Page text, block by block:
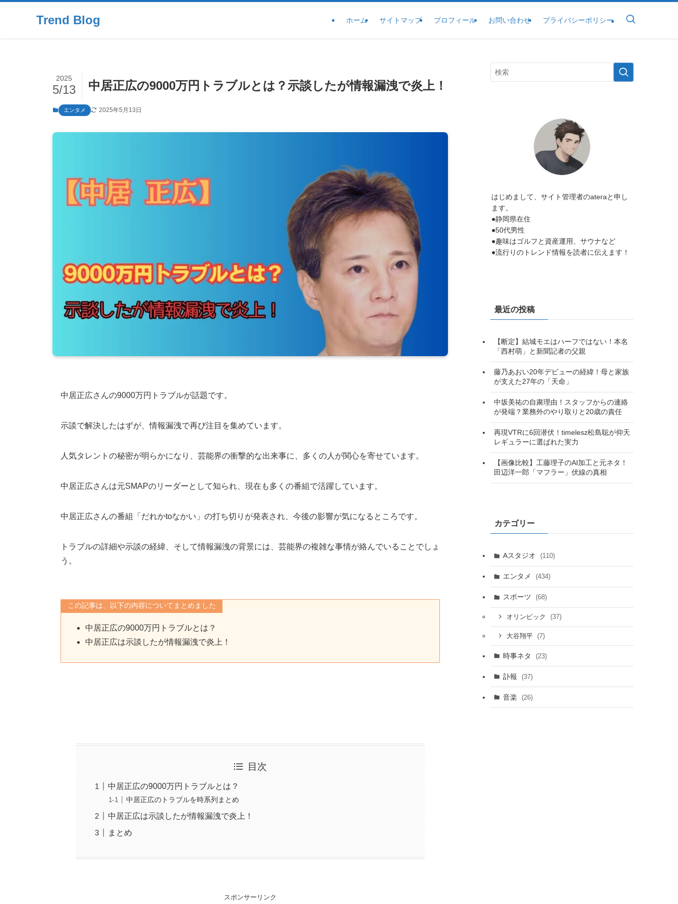
Trend Blog ホーム サイトマップ プロフィール お問い合わせ プライバシーポリシー
中居正広の9000万円トラブルとは？示談したが情報漏洩で炎上！
2025
5/13
エンタメ 2025年5月13日
中居正広さんの9000万円トラブルが話題です。
示談で解決したはずが、情報漏洩で再び注目を集めています。
人気タレントの秘密が明らかになり、芸能界の衝撃的な出来事に、多くの人が関心を寄せています。
中居正広さんは元SMAPのリーダーとして知られ、現在も多くの番組で活躍しています。
中居正広さんの番組「だれかtoなかい」の打ち切りが発表され、今後の影響が気になるところです。
トラブルの詳細や示談の経緯、そして情報漏洩の背景には、芸能界の複雑な事情が絡んでいることでしょ
う。
この記事は、以下の内容についてまとめました
中居正広の9000万円トラブルとは？
中居正広は示談したが情報漏洩で炎上！
目次
中居正広の9000万円トラブルとは？
中居正広のトラブルを時系列まとめ
中居正広は示談したが情報漏洩で炎上！
まとめ
スポンサーリンク
はじめまして、サイト管理者のateraと申し
ます。
●静岡県在住
●50代男性
●趣味はゴルフと資産運用、サウナなど
●流行りのトレンド情報を読者に伝えます！
最近の投稿
【断定】結城モエはハーフではない！本名
「西村萌」と新聞記者の父親
藤乃あおい20年デビューの経緯！母と家族
が支えた27年の「天命」
中坂美祐の自粛理由！スタッフからの連絡
が発端？業務外のやり取りと20歳の責任
再現VTRに6回潜伏！timelesz松島聡が仰天
レギュラーに選ばれた実力
【画像比較】工藤理子のAI加工と元ネタ！
田辺洋一郎「マフラー」伏線の真相
カテゴリー
Aスタジオ (110)
エンタメ (434)
スポーツ (68)
オリンピック (37)
大谷翔平 (7)
時事ネタ (23)
訃報 (37)
音楽 (26)